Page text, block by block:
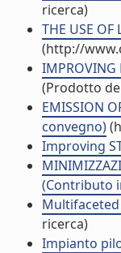
ricerca)
THE USE
(http://
IMPROVING
(Prodotto
EMISSION
convegno)
Improving
(Contributo
ricerca)
Impianto